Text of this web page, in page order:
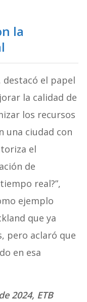
la
destacó el papel
la calidad de
los recursos
una ciudad con
el
de
real?”,
ejemplo
que ya
pero aclaró que
en esa
2024, ETB